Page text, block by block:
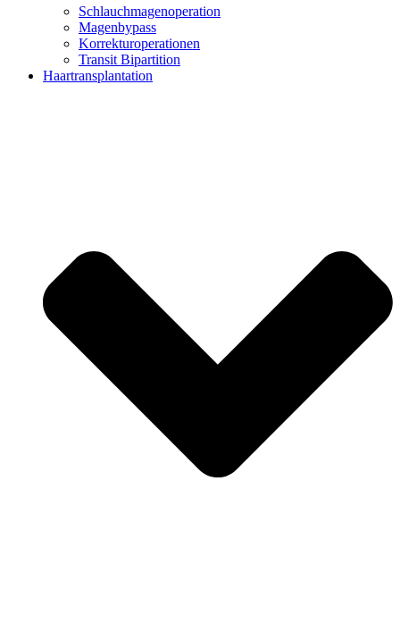
Schlauchmagenoperation
Magenbypass
Korrekturoperationen
Transit Bipartition
Haartransplantation